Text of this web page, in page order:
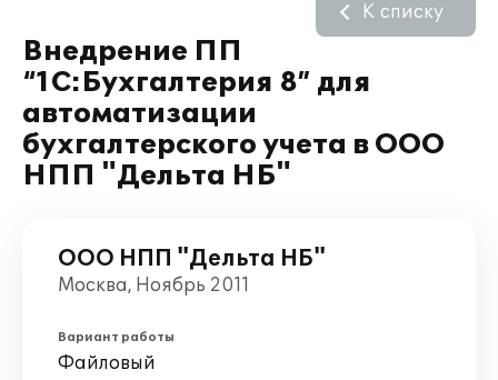
Внедрение ПП
“1С:Бухгалтерия 8” для
автоматизации
бухгалтерского учета в ООО
НПП "Дельта НБ"
К списку
ООО НПП "Дельта НБ"
Москва, Ноябрь 2011
Вариант работы
Файловый